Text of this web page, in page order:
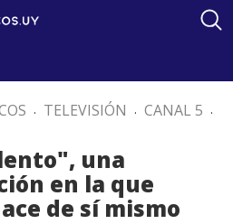
. TELEVISIÓN . CANAL 5 .
una
en la que
de sí mismo